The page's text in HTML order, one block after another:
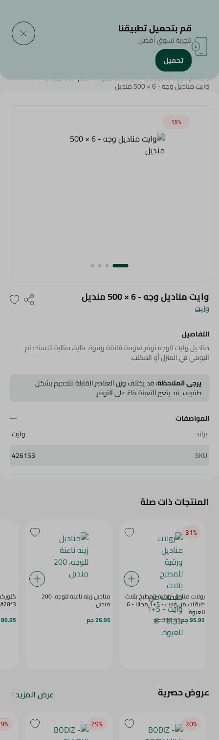
الرئيسية/الجمال والعناية الشخصية
Weekly Deals
/
Tissues
/
Wipes & Rolls
/
Tissues & Wipes
/
وايت مناديل وجه - 6 × 500 منديل
15‎%‎
وايت
وايت مناديل وجه - 6 × 500 منديل
التفاصيل
مناديل وايت للوجه توفر نعومة فائقة وقوة عالية، مثالية للاستخدام
اليومي في المنزل أو المكتب.
يرجى الملاحظة:قد يختلف وزن العناصر القابلة للتحجيم بشكل
طفيف. قد يتغير التعبئة بناءً على التوفر.
المواصفات
براند
وايت
SKU
426153
المنتجات ذات صلة
31‎%‎
رولات مناديل ورقية للمطبخ بثلاث
طبقات من وايت - 5+1 مجانا - 6
للعبوة
95.95 جم 139.95 جم
مناديل زينه ناعنة للوجه، 200
منديل
26.95 جم
3*20قطعة
86.95 جم
عروض حصرية عرض المزيد
20‎%‎
29‎%‎
قم بتحميل تطبيقنا
لتجربة تسوق أفضل
تحميل